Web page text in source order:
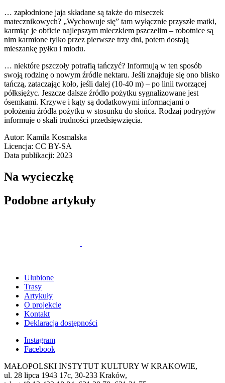
… zapłodnione jaja składane są także do miseczek
matecznikowych? „Wychowuje się” tam wyłącznie przyszłe matki,
karmiąc je obficie najlepszym mleczkiem pszczelim – robotnice są
nim karmione tylko przez pierwsze trzy dni, potem dostają
mieszankę pyłku i miodu.
… niektóre pszczoły potrafią tańczyć? Informują w ten sposób
swoją rodzinę o nowym źródle nektaru. Jeśli znajduje się ono blisko
tańczą, zataczając koło, jeśli dalej (10-40 m) – po linii tworzącej
półksiężyc. Jeszcze dalsze źródło pożytku sygnalizowane jest
ósemkami. Krzywe i kąty są dodatkowymi informacjami o
położeniu źródła pożytku w stosunku do słońca. Rodzaj podrygów
informuje o skali trudności przedsięwzięcia.
Autor: Kamila Kosmalska
Licencja: CC BY-SA
Data publikacji: 2023
Na wycieczkę
Podobne artykuły
Ulubione
Trasy
Artykuły
O projekcie
Kontakt
Deklaracja dostępności
Instagram
Facebook
MAŁOPOLSKI INSTYTUT KULTURY W KRAKOWIE,
ul. 28 lipca 1943 17c, 30-233 Kraków,